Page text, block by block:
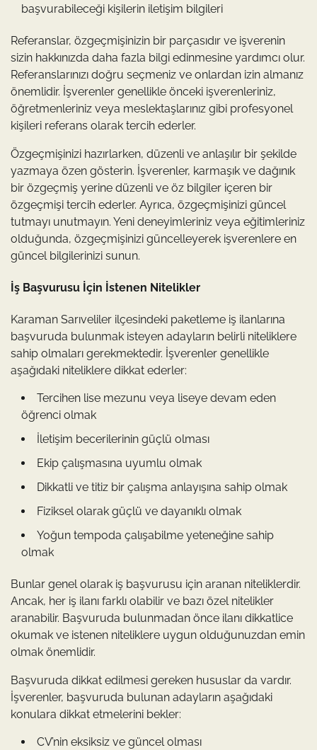
başvurabileceği kişilerin iletişim bilgileri
Referanslar, özgeçmişinizin bir parçasıdır ve işverenin
sizin hakkınızda daha fazla bilgi edinmesine yardımcı olur.
Referanslarınızı doğru seçmeniz ve onlardan izin almanız
önemlidir. İşverenler genellikle önceki işverenleriniz,
öğretmenleriniz veya meslektaşlarınız gibi profesyonel
kişileri referans olarak tercih ederler.
Özgeçmişinizi hazırlarken, düzenli ve anlaşılır bir şekilde
yazmaya özen gösterin. İşverenler, karmaşık ve dağınık
bir özgeçmiş yerine düzenli ve öz bilgiler içeren bir
özgeçmişi tercih ederler. Ayrıca, özgeçmişinizi güncel
tutmayı unutmayın. Yeni deneyimleriniz veya eğitimleriniz
olduğunda, özgeçmişinizi güncelleyerek işverenlere en
güncel bilgilerinizi sunun.
İş Başvurusu İçin İstenen Nitelikler
Karaman Sarıveliler ilçesindeki paketleme iş ilanlarına
başvuruda bulunmak isteyen adayların belirli niteliklere
sahip olmaları gerekmektedir. İşverenler genellikle
aşağıdaki niteliklere dikkat ederler:
Tercihen lise mezunu veya liseye devam eden
öğrenci olmak
İletişim becerilerinin güçlü olması
Ekip çalışmasına uyumlu olmak
Dikkatli ve titiz bir çalışma anlayışına sahip olmak
Fiziksel olarak güçlü ve dayanıklı olmak
Yoğun tempoda çalışabilme yeteneğine sahip
olmak
Bunlar genel olarak iş başvurusu için aranan niteliklerdir.
Ancak, her iş ilanı farklı olabilir ve bazı özel nitelikler
aranabilir. Başvuruda bulunmadan önce ilanı dikkatlice
okumak ve istenen niteliklere uygun olduğunuzdan emin
olmak önemlidir.
Başvuruda dikkat edilmesi gereken hususlar da vardır.
İşverenler, başvuruda bulunan adayların aşağıdaki
konulara dikkat etmelerini bekler:
CV’nin eksiksiz ve güncel olması